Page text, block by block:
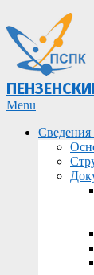
Primary
Menu
Menu
Сведения